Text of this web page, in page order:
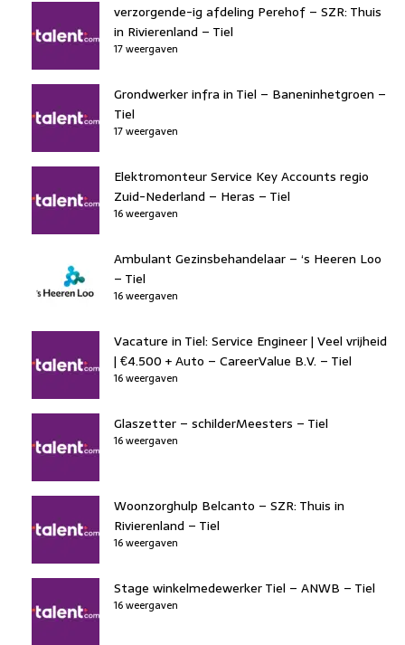
verzorgende-ig afdeling Perehof – SZR: Thuis
in Rivierenland – Tiel
17 weergaven
Grondwerker infra in Tiel – Baneninhetgroen –
Tiel
17 weergaven
Elektromonteur Service Key Accounts regio
Zuid-Nederland – Heras – Tiel
16 weergaven
Ambulant Gezinsbehandelaar – ‘s Heeren Loo
– Tiel
16 weergaven
Vacature in Tiel: Service Engineer | Veel vrijheid
| €4.500 + Auto – CareerValue B.V. – Tiel
16 weergaven
Glaszetter – schilderMeesters – Tiel
16 weergaven
Woonzorghulp Belcanto – SZR: Thuis in
Rivierenland – Tiel
16 weergaven
Stage winkelmedewerker Tiel – ANWB – Tiel
16 weergaven